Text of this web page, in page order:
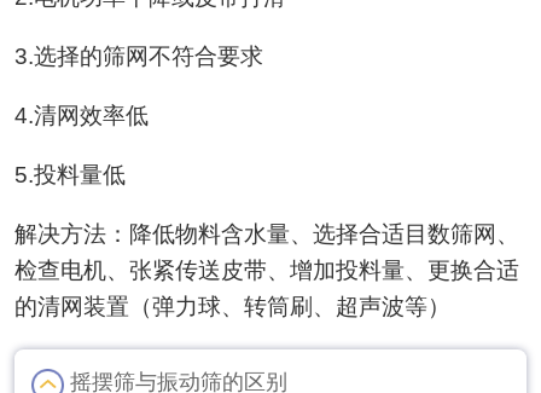
3.选择的筛网不符合要求
4.清网效率低
5.投料量低
解决方法：降低物料含水量、选择合适目数筛网、
检查电机、张紧传送皮带、增加投料量、更换合适
的清网装置（弹力球、转筒刷、超声波等）
摇摆筛与振动筛的区别